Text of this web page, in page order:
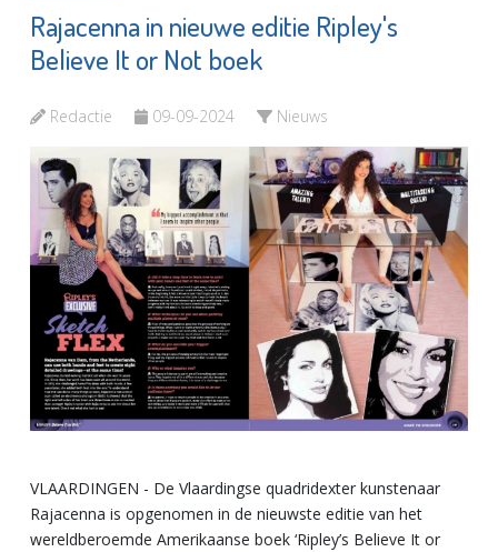
Rajacenna in nieuwe editie Ripley's
Believe It or Not boek
Redactie 09-09-2024 Nieuws
VLAARDINGEN - De Vlaardingse quadridexter kunstenaar
Rajacenna is opgenomen in de nieuwste editie van het
wereldberoemde Amerikaanse boek ‘Ripley’s Believe It or